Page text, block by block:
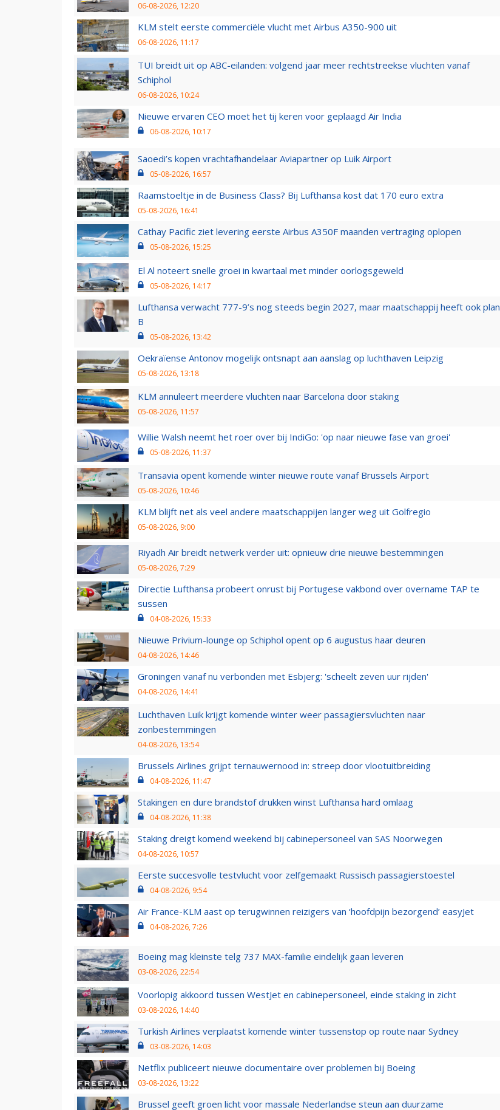
06-08-2026, 12:20
KLM stelt eerste commerciële vlucht met Airbus A350-900 uit
06-08-2026, 11:17
TUI breidt uit op ABC-eilanden: volgend jaar meer rechtstreekse vluchten vanaf
Schiphol
06-08-2026, 10:24
Nieuwe ervaren CEO moet het tij keren voor geplaagd Air India
06-08-2026, 10:17
Saoedi’s kopen vrachtafhandelaar Aviapartner op Luik Airport
05-08-2026, 16:57
Raamstoeltje in de Business Class? Bij Lufthansa kost dat 170 euro extra
05-08-2026, 16:41
Cathay Pacific ziet levering eerste Airbus A350F maanden vertraging oplopen
05-08-2026, 15:25
El Al noteert snelle groei in kwartaal met minder oorlogsgeweld
05-08-2026, 14:17
Lufthansa verwacht 777-9’s nog steeds begin 2027, maar maatschappij heeft ook plan
B
05-08-2026, 13:42
Oekraïense Antonov mogelijk ontsnapt aan aanslag op luchthaven Leipzig
05-08-2026, 13:18
KLM annuleert meerdere vluchten naar Barcelona door staking
05-08-2026, 11:57
Willie Walsh neemt het roer over bij IndiGo: 'op naar nieuwe fase van groei'
05-08-2026, 11:37
Transavia opent komende winter nieuwe route vanaf Brussels Airport
05-08-2026, 10:46
KLM blijft net als veel andere maatschappijen langer weg uit Golfregio
05-08-2026, 9:00
Riyadh Air breidt netwerk verder uit: opnieuw drie nieuwe bestemmingen
05-08-2026, 7:29
Directie Lufthansa probeert onrust bij Portugese vakbond over overname TAP te
sussen
04-08-2026, 15:33
Nieuwe Privium-lounge op Schiphol opent op 6 augustus haar deuren
04-08-2026, 14:46
Groningen vanaf nu verbonden met Esbjerg: 'scheelt zeven uur rijden'
04-08-2026, 14:41
Luchthaven Luik krijgt komende winter weer passagiersvluchten naar
zonbestemmingen
04-08-2026, 13:54
Brussels Airlines grijpt ternauwernood in: streep door vlootuitbreiding
04-08-2026, 11:47
Stakingen en dure brandstof drukken winst Lufthansa hard omlaag
04-08-2026, 11:38
Staking dreigt komend weekend bij cabinepersoneel van SAS Noorwegen
04-08-2026, 10:57
Eerste succesvolle testvlucht voor zelfgemaakt Russisch passagierstoestel
04-08-2026, 9:54
Air France-KLM aast op terugwinnen reizigers van ‘hoofdpijn bezorgend’ easyJet
04-08-2026, 7:26
Boeing mag kleinste telg 737 MAX-familie eindelijk gaan leveren
03-08-2026, 22:54
Voorlopig akkoord tussen WestJet en cabinepersoneel, einde staking in zicht
03-08-2026, 14:40
Turkish Airlines verplaatst komende winter tussenstop op route naar Sydney
03-08-2026, 14:03
Netflix publiceert nieuwe documentaire over problemen bij Boeing
03-08-2026, 13:22
Brussel geeft groen licht voor massale Nederlandse steun aan duurzame